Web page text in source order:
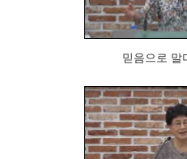
믿음으로 말
908